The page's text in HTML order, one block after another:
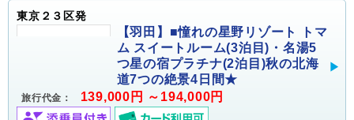
東京２３区発
【羽田】■憧れの星野リゾート トマ
ム スイートルーム(3泊目)・名湯5
つ星の宿プラチナ(2泊目)秋の北海
道7つの絶景4日間★
旅行代金： 139,000円 ～194,000円